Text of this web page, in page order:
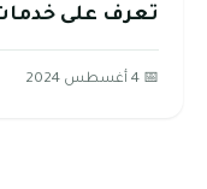
تعرف على خدمات
📅 4 أغسطس 2024